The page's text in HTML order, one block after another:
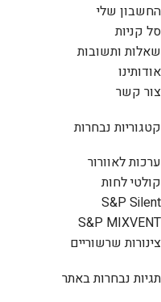
החשבון שלי
סל קניות
שאלות ותשובות
אודותינו
צור קשר
קטגוריות נבחרות
ערכות לאוורור
קולטי לחות
S&P Silent
S&P MIXVENT
צינורות שרשוריים
תגיות נבחרות באתר